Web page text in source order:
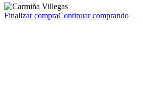
Finalizar compraContinuar comprando